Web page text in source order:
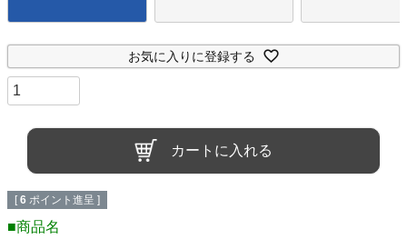
お気に入りに登録する
カートに入れる
[ 6 ポイント進呈 ]
■商品名